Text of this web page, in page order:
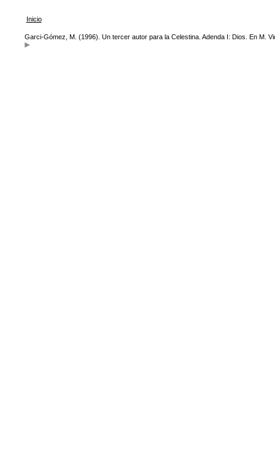
Inicio
Garci-Gómez, M. (1996). Un tercer autor para la Celestina. Adenda I: Dios. En M.